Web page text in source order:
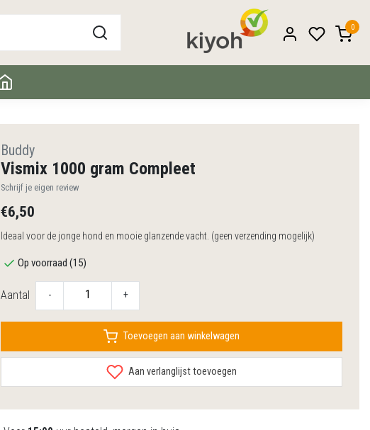
0
Buddy
Vismix 1000 gram Compleet
Schrijf je eigen review
€6,50
Ideaal voor de jonge hond en mooie glanzende vacht. (geen verzending mogelijk)
Op voorraad (15)
Aantal - +
Toevoegen aan winkelwagen
Aan verlanglijst toevoegen